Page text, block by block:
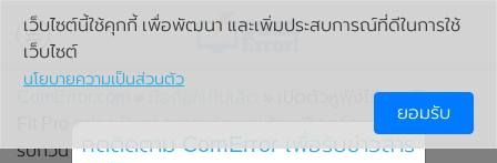
» เปิดตัวหูฟังไร้สาย Beats
Fit Pro อย่างเป็นทางการแล้ว มาพร้อมฟีเจอร์ระบบตัดเสียง
รบกวน ANC และ Spatial Audio
เว็บไซต์นี้ใช้คุกกี้ เพื่อพัฒนา และเพิ่มประสบการณ์ที่ดีในการใช้
เว็บไซต์
นโยบายความเป็นส่วนตัว
ยอมรับ
กดติดตาม ComError เพื่อรับข่าวสาร